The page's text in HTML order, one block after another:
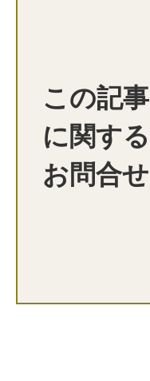
この記事
に関する
お問合せ